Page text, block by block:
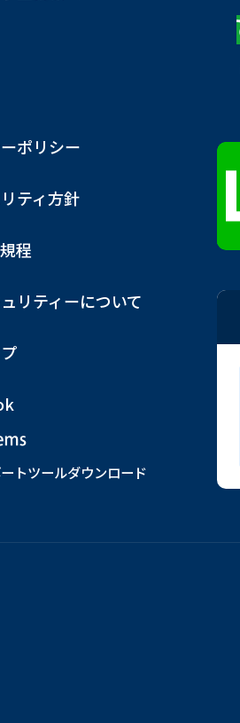
ポリシー
ティ方針
程
リティーについて
トツールダウンロード